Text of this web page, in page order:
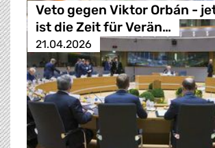
Veto gegen Viktor Orbán -
ist die Zeit für Verän…
21.04.2026